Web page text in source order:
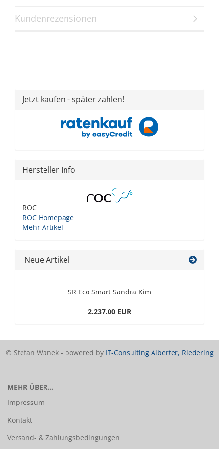
Kundenrezensionen
Jetzt kaufen - später zahlen!
Hersteller Info
ROC
ROC Homepage
Mehr Artikel
Neue Artikel
SR Eco Smart Sandra Kim
2.237,00 EUR
© Stefan Wanek - powered by IT-Consulting Alberter, Riedering
MEHR ÜBER...
Impressum
Kontakt
Versand- & Zahlungsbedingungen